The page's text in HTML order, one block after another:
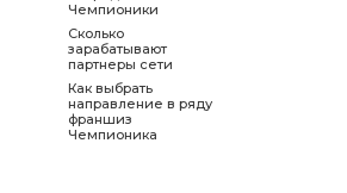
Чемпионики
Сколько
зарабатывают
партнеры сети
Как выбрать
направление в ряду
франшиз
Чемпионика